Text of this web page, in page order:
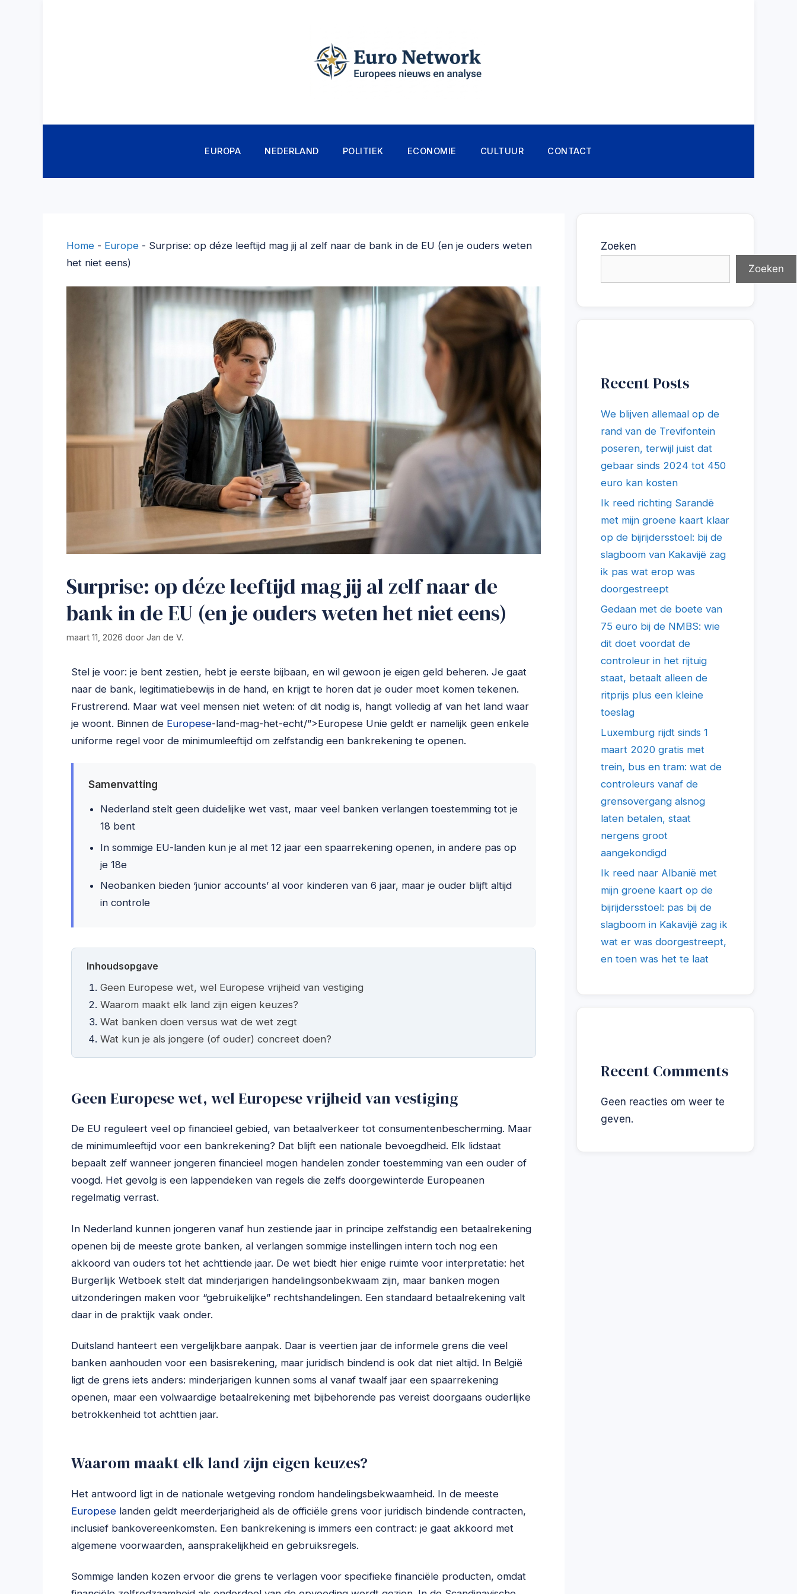
EUROPA NEDERLAND POLITIEK ECONOMIE CULTUUR CONTACT
Home - Europe - Surprise: op déze leeftijd mag jij al zelf naar de bank in de EU (en je ouders weten
het niet eens)
Surprise: op déze leeftijd mag jij al zelf naar de
bank in de EU (en je ouders weten het niet eens)
maart 11, 2026 door Jan de V.
Stel je voor: je bent zestien, hebt je eerste bijbaan, en wil gewoon je eigen geld beheren. Je gaat
naar de bank, legitimatiebewijs in de hand, en krijgt te horen dat je ouder moet komen tekenen.
Frustrerend. Maar wat veel mensen niet weten: of dit nodig is, hangt volledig af van het land waar
je woont. Binnen de Europese-land-mag-het-echt/”>Europese Unie geldt er namelijk geen enkele
uniforme regel voor de minimumleeftijd om zelfstandig een bankrekening te openen.
Samenvatting
Nederland stelt geen duidelijke wet vast, maar veel banken verlangen toestemming tot je
18 bent
In sommige EU-landen kun je al met 12 jaar een spaarrekening openen, in andere pas op
je 18e
Neobanken bieden ‘junior accounts’ al voor kinderen van 6 jaar, maar je ouder blijft altijd
in controle
Inhoudsopgave
Geen Europese wet, wel Europese vrijheid van vestiging
Waarom maakt elk land zijn eigen keuzes?
Wat banken doen versus wat de wet zegt
Wat kun je als jongere (of ouder) concreet doen?
Geen Europese wet, wel Europese vrijheid van vestiging
De EU reguleert veel op financieel gebied, van betaalverkeer tot consumentenbescherming. Maar
de minimumleeftijd voor een bankrekening? Dat blijft een nationale bevoegdheid. Elk lidstaat
bepaalt zelf wanneer jongeren financieel mogen handelen zonder toestemming van een ouder of
voogd. Het gevolg is een lappendeken van regels die zelfs doorgewinterde Europeanen
regelmatig verrast.
In Nederland kunnen jongeren vanaf hun zestiende jaar in principe zelfstandig een betaalrekening
openen bij de meeste grote banken, al verlangen sommige instellingen intern toch nog een
akkoord van ouders tot het achttiende jaar. De wet biedt hier enige ruimte voor interpretatie: het
Burgerlijk Wetboek stelt dat minderjarigen handelingsonbekwaam zijn, maar banken mogen
uitzonderingen maken voor “gebruikelijke” rechtshandelingen. Een standaard betaalrekening valt
daar in de praktijk vaak onder.
Duitsland hanteert een vergelijkbare aanpak. Daar is veertien jaar de informele grens die veel
banken aanhouden voor een basisrekening, maar juridisch bindend is ook dat niet altijd. In België
ligt de grens iets anders: minderjarigen kunnen soms al vanaf twaalf jaar een spaarrekening
openen, maar een volwaardige betaalrekening met bijbehorende pas vereist doorgaans ouderlijke
betrokkenheid tot achttien jaar.
Waarom maakt elk land zijn eigen keuzes?
Het antwoord ligt in de nationale wetgeving rondom handelingsbekwaamheid. In de meeste
Europese landen geldt meerderjarigheid als de officiële grens voor juridisch bindende contracten,
inclusief bankovereenkomsten. Een bankrekening is immers een contract: je gaat akkoord met
algemene voorwaarden, aansprakelijkheid en gebruiksregels.
Sommige landen kozen ervoor die grens te verlagen voor specifieke financiële producten, omdat
Zoeken
Zoeken
Recent Posts
We blijven allemaal op de
rand van de Trevifontein
poseren, terwijl juist dat
gebaar sinds 2024 tot 450
euro kan kosten
Ik reed richting Sarandë
met mijn groene kaart klaar
op de bijrijdersstoel: bij de
slagboom van Kakavijë zag
ik pas wat erop was
doorgestreept
Gedaan met de boete van
75 euro bij de NMBS: wie
dit doet voordat de
controleur in het rijtuig
staat, betaalt alleen de
ritprijs plus een kleine
toeslag
Luxemburg rijdt sinds 1
maart 2020 gratis met
trein, bus en tram: wat de
controleurs vanaf de
grensovergang alsnog
laten betalen, staat
nergens groot
aangekondigd
Ik reed naar Albanië met
mijn groene kaart op de
bijrijdersstoel: pas bij de
slagboom in Kakavijë zag ik
wat er was doorgestreept,
en toen was het te laat
Recent Comments
Geen reacties om weer te
geven.